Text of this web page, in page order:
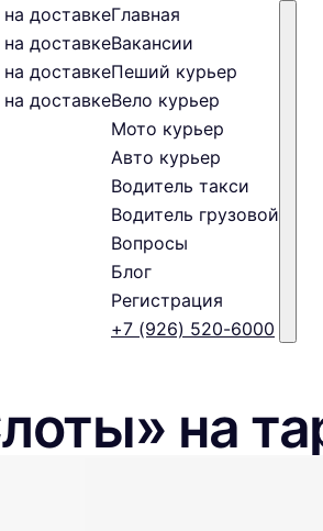
Главная
Вакансии
Пеший курьер
Вело курьер
Мото курьер
Авто курьер
Водитель такси
Водитель грузовой
Вопросы
Блог
Регистрация
+7 (926) 520-6000
на